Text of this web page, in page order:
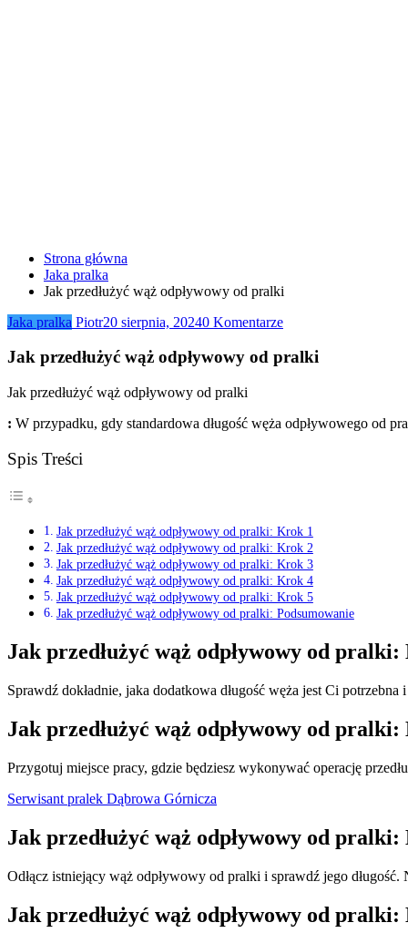
Strona główna
Jaka pralka
Jak przedłużyć wąż odpływowy od pralki
Jaka pralka Piotr20 sierpnia, 20240 Komentarze
Jak przedłużyć wąż odpływowy od pralki
Jak przedłużyć wąż odpływowy od pralki
: W przypadku, gdy standardowa długość węża odpływowego od
Spis Treści
Jak przedłużyć wąż odpływowy od pralki: Krok 1
Jak przedłużyć wąż odpływowy od pralki: Krok 2
Jak przedłużyć wąż odpływowy od pralki: Krok 3
Jak przedłużyć wąż odpływowy od pralki: Krok 4
Jak przedłużyć wąż odpływowy od pralki: Krok 5
Jak przedłużyć wąż odpływowy od pralki: Podsumowanie
Jak przedłużyć wąż odpływowy od
Sprawdź dokładnie, jaka dodatkowa długość węża jest Ci
Jak przedłużyć wąż odpływowy od
Przygotuj miejsce pracy, gdzie będziesz wykonywać operację
Serwisant pralek Dąbrowa Górnicza
Jak przedłużyć wąż odpływowy od
Odłącz istniejący wąż odpływowy od pralki i sprawdź jego długość.
Jak przedłużyć wąż odpływowy od